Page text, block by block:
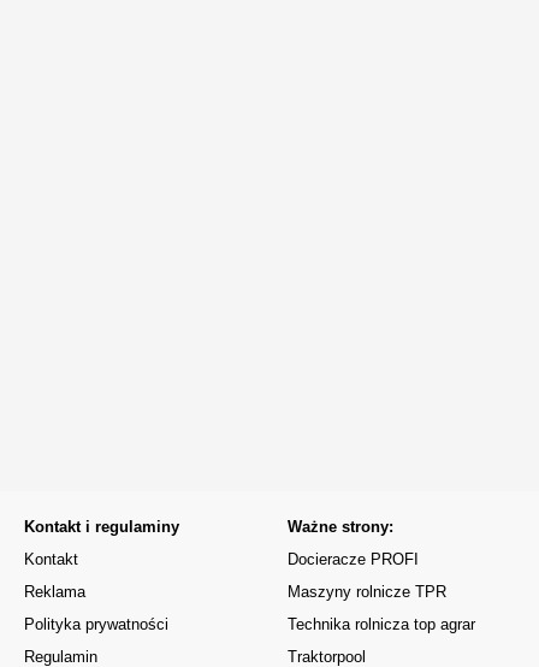
Kontakt i regulaminy
Kontakt
Reklama
Polityka prywatności
Regulamin
Ważne strony:
Docieracze PROFI
Maszyny rolnicze TPR
Technika rolnicza top agrar
Traktorpool